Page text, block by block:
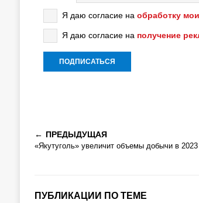
Я даю согласие на обработку
Я даю согласие на получение
ПРЕДЫДУЩАЯ
«Якутуголь» увеличит объемы добычи в 2023
ПУБЛИКАЦИИ ПО ТЕМЕ